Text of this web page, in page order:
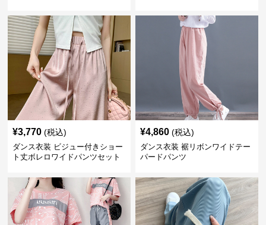
¥3,770 (税込)
ダンス衣装 ビジュー付きショー
ト丈ボレロワイドパンツセット
¥4,860 (税込)
ダンス衣装 裾リボンワイドテー
パードパンツ